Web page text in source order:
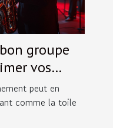
groupe
vos
peut en
comme la toile